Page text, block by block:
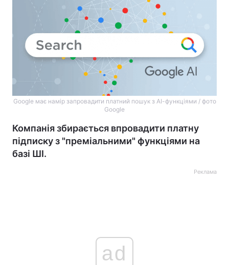
Google має намір запровадити платний пошук з АІ-функціями / фото
Google
Компанія збирається впровадити платну
підписку з "преміальними" функціями на
базі ШІ.
Реклама
ad